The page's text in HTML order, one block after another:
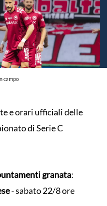
campo
e orari ufficiali delle
di Serie C
granata:
- sabato 22/8 ore